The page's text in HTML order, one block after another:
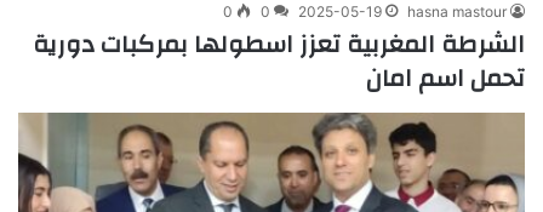
hasna mastour
2025-05-19
0
0
الشرطة المغربية تعزز اسطولها بمركبات دورية
تحمل اسم امان